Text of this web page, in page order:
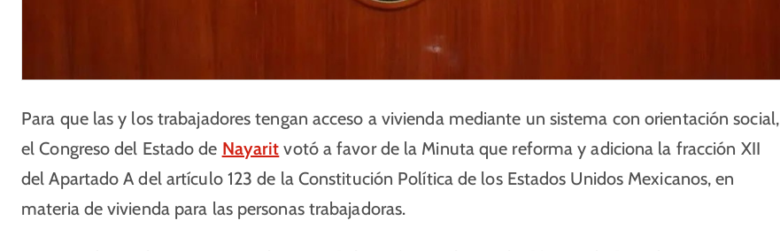
Para que las y los trabajadores tengan acceso a vivienda mediante un sistema con orientación social,
el Congreso del Estado de Nayarit votó a favor de la Minuta que reforma y adiciona la fracción XII
del Apartado A del artículo 123 de la Constitución Política de los Estados Unidos Mexicanos, en
materia de vivienda para las personas trabajadoras.